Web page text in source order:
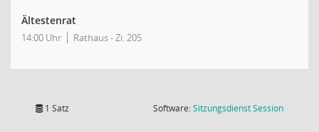
Ältestenrat
14:00 Uhr Rathaus - Zi. 205
1 Satz Software:SitzungsdienstSession(Wird in